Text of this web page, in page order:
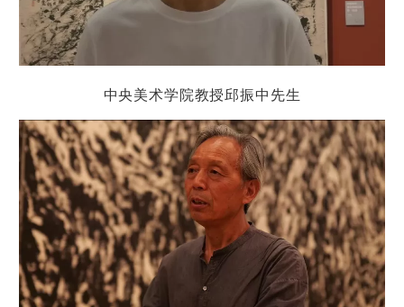
中央美术学院教授邱振中 先生